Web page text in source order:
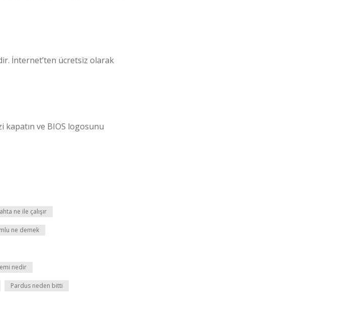
İnternet’ten ücretsiz olarak
kapatın ve BIOS logosunu
ne ile çalışır
ne demek
nedir
Pardus neden bitti